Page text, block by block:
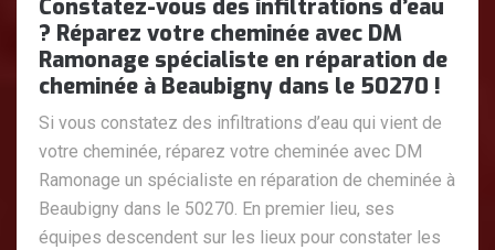
Constatez-vous des infiltrations d’eau
? Réparez votre cheminée avec DM
Ramonage spécialiste en réparation de
cheminée à Beaubigny dans le 50270 !
Si vous constatez des infiltrations d’eau qui vient de
votre cheminée, réparez votre cheminée avec DM
Ramonage un spécialiste en réparation de cheminée à
Beaubigny dans le 50270. En premier lieu, ses
équipes descendent sur les lieux pour constater les